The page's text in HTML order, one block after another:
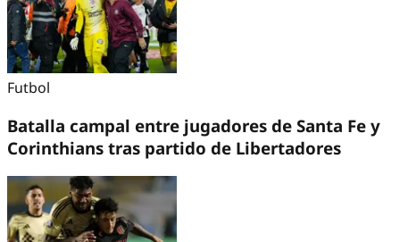
Futbol
Batalla campal entre jugadores de Santa Fe y
Corinthians tras partido de Libertadores